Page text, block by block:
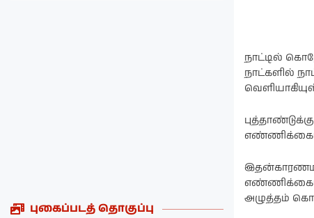
புகைப்படத் தொகுப்பு
நாட்டில்
நாட்களில்
அழுத்தம்